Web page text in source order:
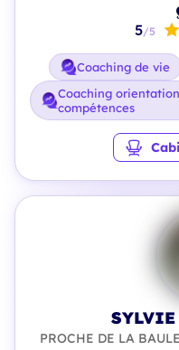
5/5
Coaching de vie
Coaching
compétences
PROCHE DE LA